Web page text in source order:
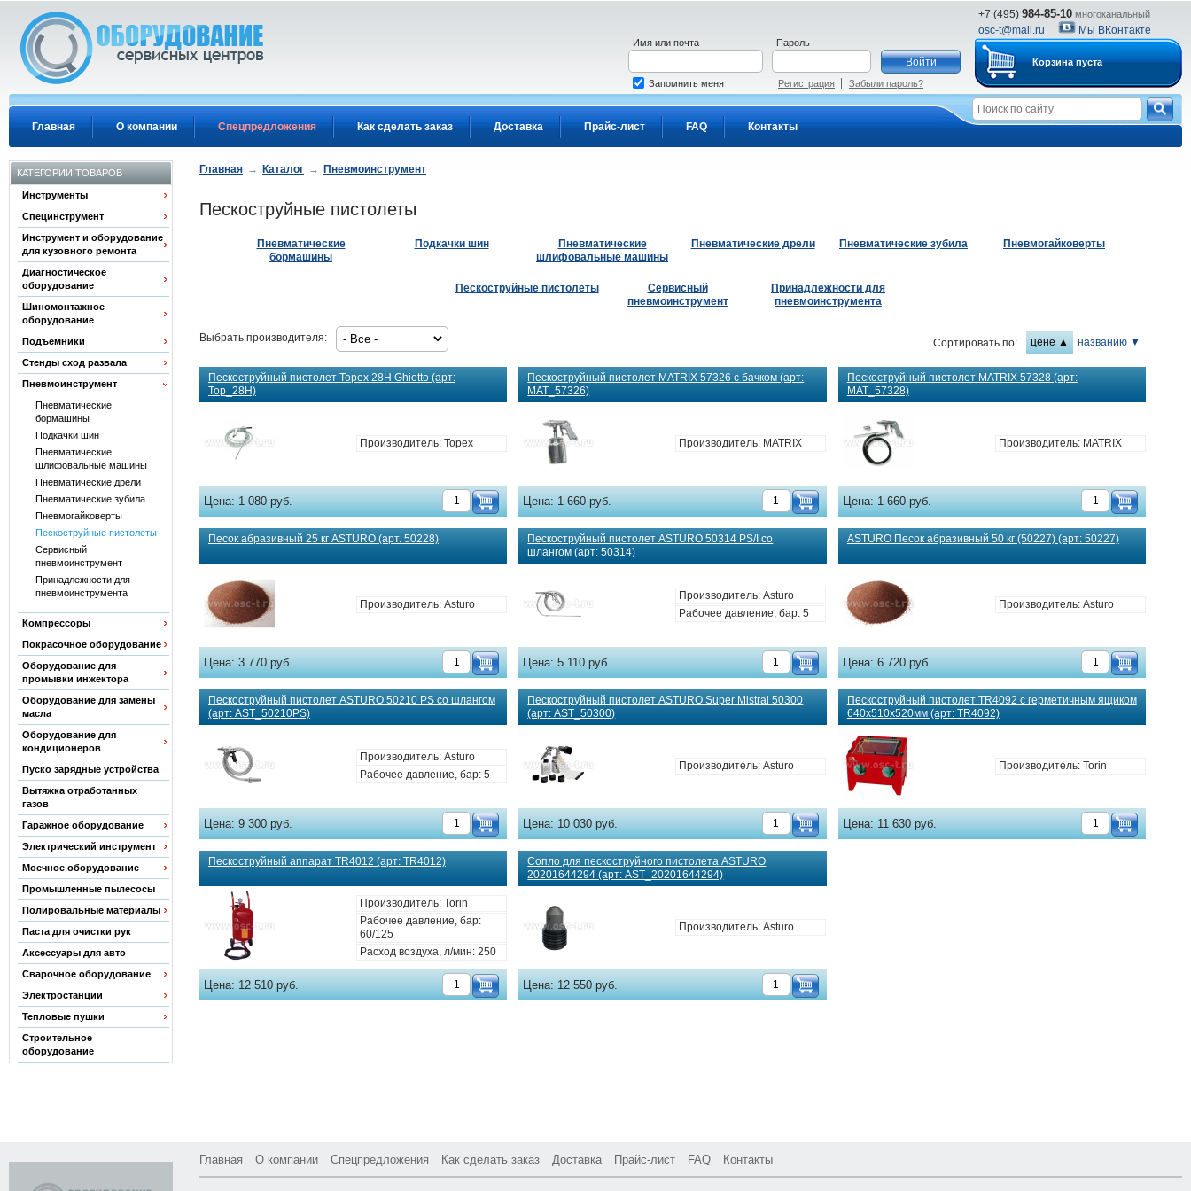
+7 (495) 984-85-10 многоканальный
osc-t@mail.ru Мы ВКонтакте
Главная О компании Спецпредложения Как сделать заказ Доставка Прайс-лист FAQ Контакты
Имя или почта Пароль
Запомнить меня Регистрация Забыли пароль?
Корзина пуста
КАТЕГОРИИ ТОВАРОВ
Инструменты
Специнструмент
Инструмент и оборудование
для кузовного ремонта
Диагностическое
оборудование
Шиномонтажное
оборудование
Подъемники
Стенды сход развала
Пневмоинструмент
Пневматические
бормашины
Подкачки шин
Пневматические
шлифовальные машины
Пневматические дрели
Пневматические зубила
Пневмогайковерты
Пескоструйные пистолеты
Сервисный
пневмоинструмент
Принадлежности для
пневмоинструмента
Компрессоры
Покрасочное оборудование
Оборудование для
промывки инжектора
Оборудование для замены
масла
Оборудование для
кондиционеров
Пуско зарядные устройства
Вытяжка отработанных
газов
Гаражное оборудование
Электрический инструмент
Моечное оборудование
Промышленные пылесосы
Полировальные материалы
Паста для очистки рук
Аксессуары для авто
Сварочное оборудование
Электростанции
Тепловые пушки
Строительное
оборудование
Главная → Каталог → Пневмоинструмент
Пескоструйные пистолеты
Пневматические
бормашины
Подкачки шин
Пневматические
шлифовальные машины
Пневматические дрели Пневматические зубила Пневмогайковерты
Пескоструйные пистолеты
Сервисный
пневмоинструмент
Принадлежности для
пневмоинструмента
Выбрать производителя: Сортировать по: цене ▲ названию ▼
Пескоструйный пистолет Topex 28H Ghiotto (арт:
Top_28H)
Производитель: Topex
Цена:1 080 руб.
Пескоструйный пистолет MATRIX 57326 с бачком (арт:
MAT_57326)
Производитель: MATRIX
Цена:1 660 руб.
Пескоструйный пистолет МATRIX 57328 (арт:
MAT_57328)
Производитель: MATRIX
Цена:1 660 руб.
Песок абразивный 25 кг ASTURO (арт. 50228)
Производитель: Asturo
Цена:3 770 руб.
Пескоструйный пистолет ASTURO 50314 PS/I со
шлангом (арт: 50314)
Производитель: Asturo
Рабочее давление, бар: 5
Цена:5 110 руб.
ASTURO Песок абразивный 50 кг (50227) (арт: 50227)
Производитель: Asturo
Цена:6 720 руб.
Пескоструйный пистолет ASTURO 50210 PS со шлангом
(арт: AST_50210PS)
Производитель: Asturo
Рабочее давление, бар: 5
Цена:9 300 руб.
Пескоструйный пистолет ASTURO Super Mistral 50300
(арт: AST_50300)
Производитель: Asturo
Цена:10 030 руб.
Пескоструйный пистолет TR4092 с герметичным ящиком
640х510х520мм (арт: TR4092)
Производитель: Torin
Цена:11 630 руб.
Пескоструйный аппарат TR4012 (арт: TR4012)
Производитель: Torin
Рабочее давление, бар:
60/125
Расход воздуха, л/мин: 250
Цена:12 510 руб.
Сопло для пескоструйного пистолета ASTURO
20201644294 (арт: AST_20201644294)
Производитель: Asturo
Цена:12 550 руб.
Главная О компании Спецпредложения Как сделать заказ Доставка Прайс-лист FAQ Контакты